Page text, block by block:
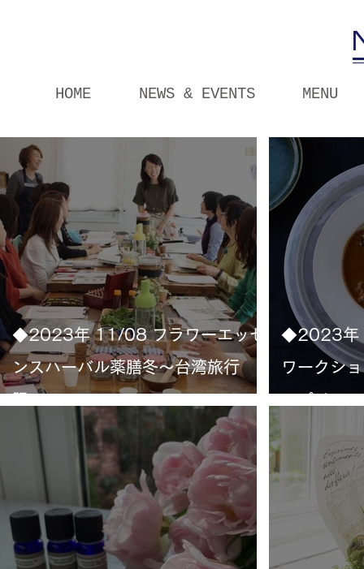
HOME NEWS & EVENTS MENU
◆2023年 11/08 フラワーエッセ
ンスハーバル薬膳冬〜台湾旅行
◆2023年
ワークシ